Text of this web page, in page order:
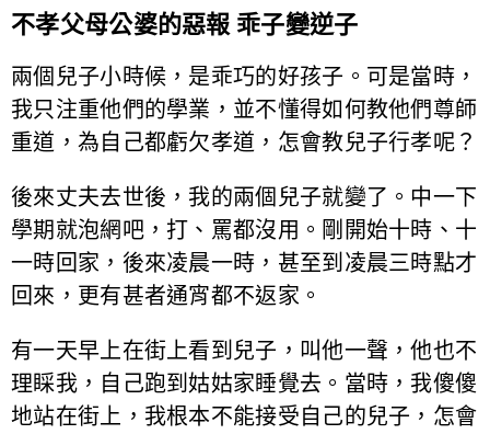
不孝父母公婆的惡報 乖子變逆子
兩個兒子小時候，是乖巧的好孩子。可是當時，
我只注重他們的學業，並不懂得如何教他們尊師
重道，為自己都虧欠孝道，怎會教兒子行孝呢？
後來丈夫去世後，我的兩個兒子就變了。中一下
學期就泡網吧，打、罵都沒用。剛開始十時、十
一時回家，後來凌晨一時，甚至到凌晨三時點才
回來，更有甚者通宵都不返家。
有一天早上在街上看到兒子，叫他一聲，他也不
理睬我，自己跑到姑姑家睡覺去。當時，我傻傻
地站在街上，我根本不能接受自己的兒子，怎會